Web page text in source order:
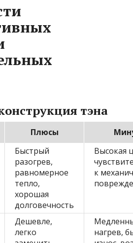
тэна
Плюсы
Быстрый
разогрев,
равномерное
тепло,
хорошая
долговечность
Высокая
к
Дешевле,
легко
нагрев,